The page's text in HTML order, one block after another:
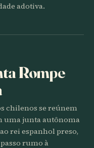
adotiva.
Rompe
chilenos se reúnem
uma junta autônoma
rei espanhol preso,
rumo à